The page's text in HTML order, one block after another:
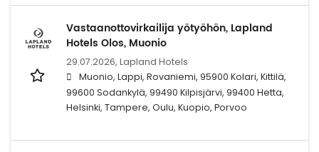
Vastaanottovirkailija yötyöhön, Lapland
Hotels Olos, Muonio
29.07.2026, Lapland Hotels
Muonio, Lappi, Rovaniemi, 95900 Kolari, Kittilä,
99600 Sodankylä, 99490 Kilpisjärvi, 99400 Hetta,
Helsinki, Tampere, Oulu, Kuopio, Porvoo